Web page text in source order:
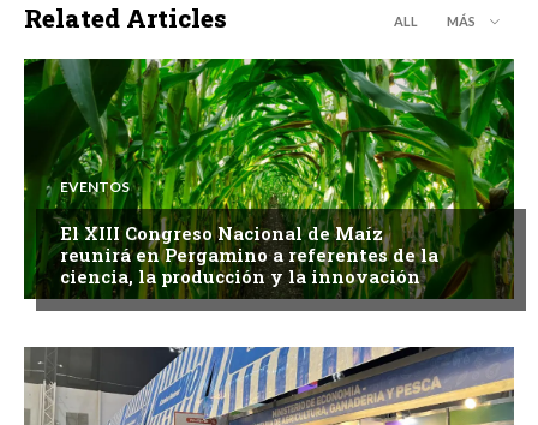
Related Articles ALL MÁS
EVENTOS
El XIII Congreso Nacional de Maíz
reunirá en Pergamino a referentes de la
ciencia, la producción y la innovación